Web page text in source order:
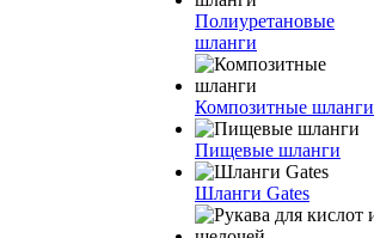
Полиуретановые
шланги
Композитные шланги
Пищевые шланги
Шланги Gates